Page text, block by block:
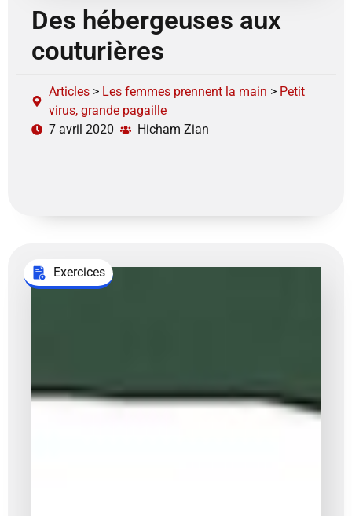
Des hébergeuses aux
couturières
Articles > Les femmes prennent la main > Petit
virus, grande pagaille
7 avril 2020
Hicham Zian
Exercices